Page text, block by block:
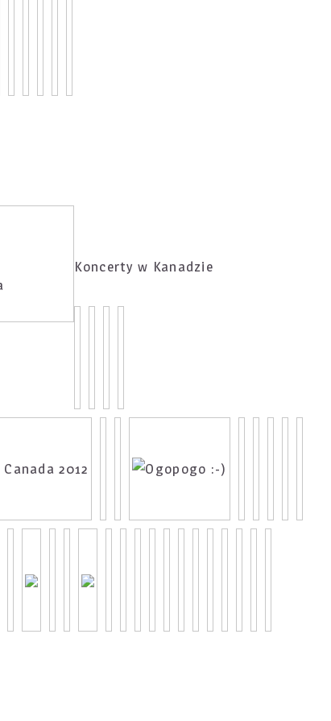
Koncerty w Kanadzie